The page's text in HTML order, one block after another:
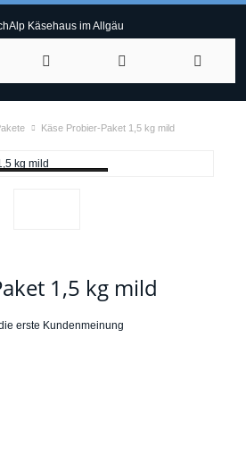
Käse Probier-Paket 1,5 kg mild
1,5 kg mild
erste Kundenmeinung